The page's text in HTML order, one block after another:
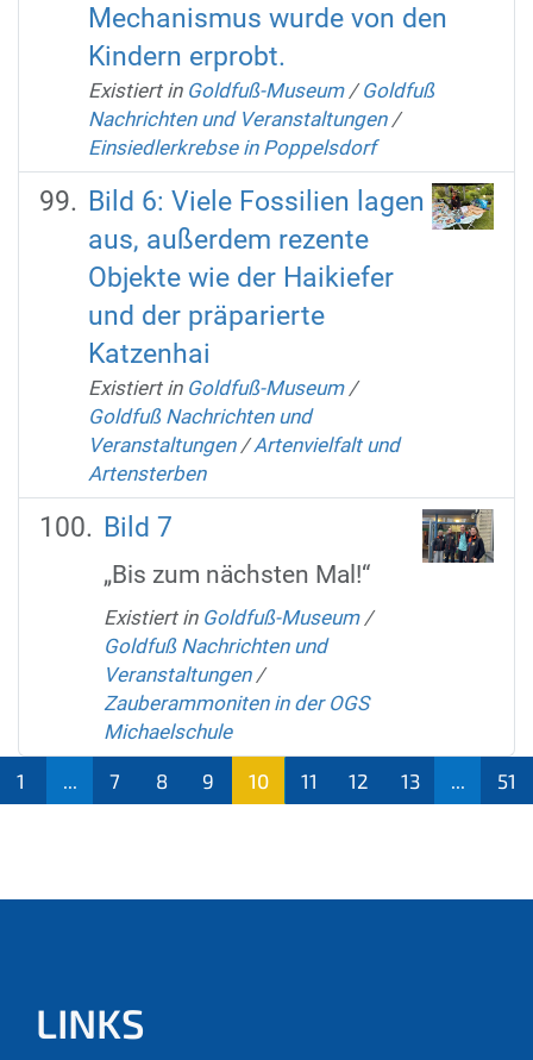
Mechanismus wurde von den
Kindern erprobt.
Existiert in Goldfuß-Museum /Goldfuß
Nachrichten und Veranstaltungen /
Einsiedlerkrebse in Poppelsdorf
Bild 6: Viele Fossilien lagen
aus, außerdem rezente
Objekte wie der Haikiefer
und der präparierte
Katzenhai
Existiert in Goldfuß-Museum /
Goldfuß Nachrichten und
Veranstaltungen /Artenvielfalt und
Artensterben
Bild 7
„Bis zum nächsten Mal!“
Existiert in Goldfuß-Museum /
Goldfuß Nachrichten und
Veranstaltungen /
Zauberammoniten in der OGS
Michaelschule
1 7 8 9
10
11 12 13 51
LINKS